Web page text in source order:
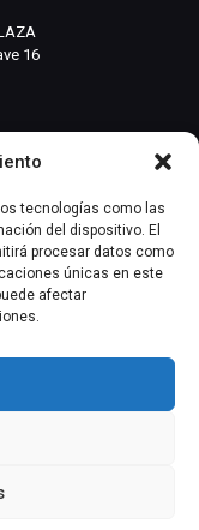
tecnologías como las
del dispositivo. El
procesar datos como
únicas en este
afectar
16